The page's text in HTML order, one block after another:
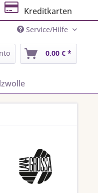
Kreditkarten
Service/Hilfe
0,00 € *